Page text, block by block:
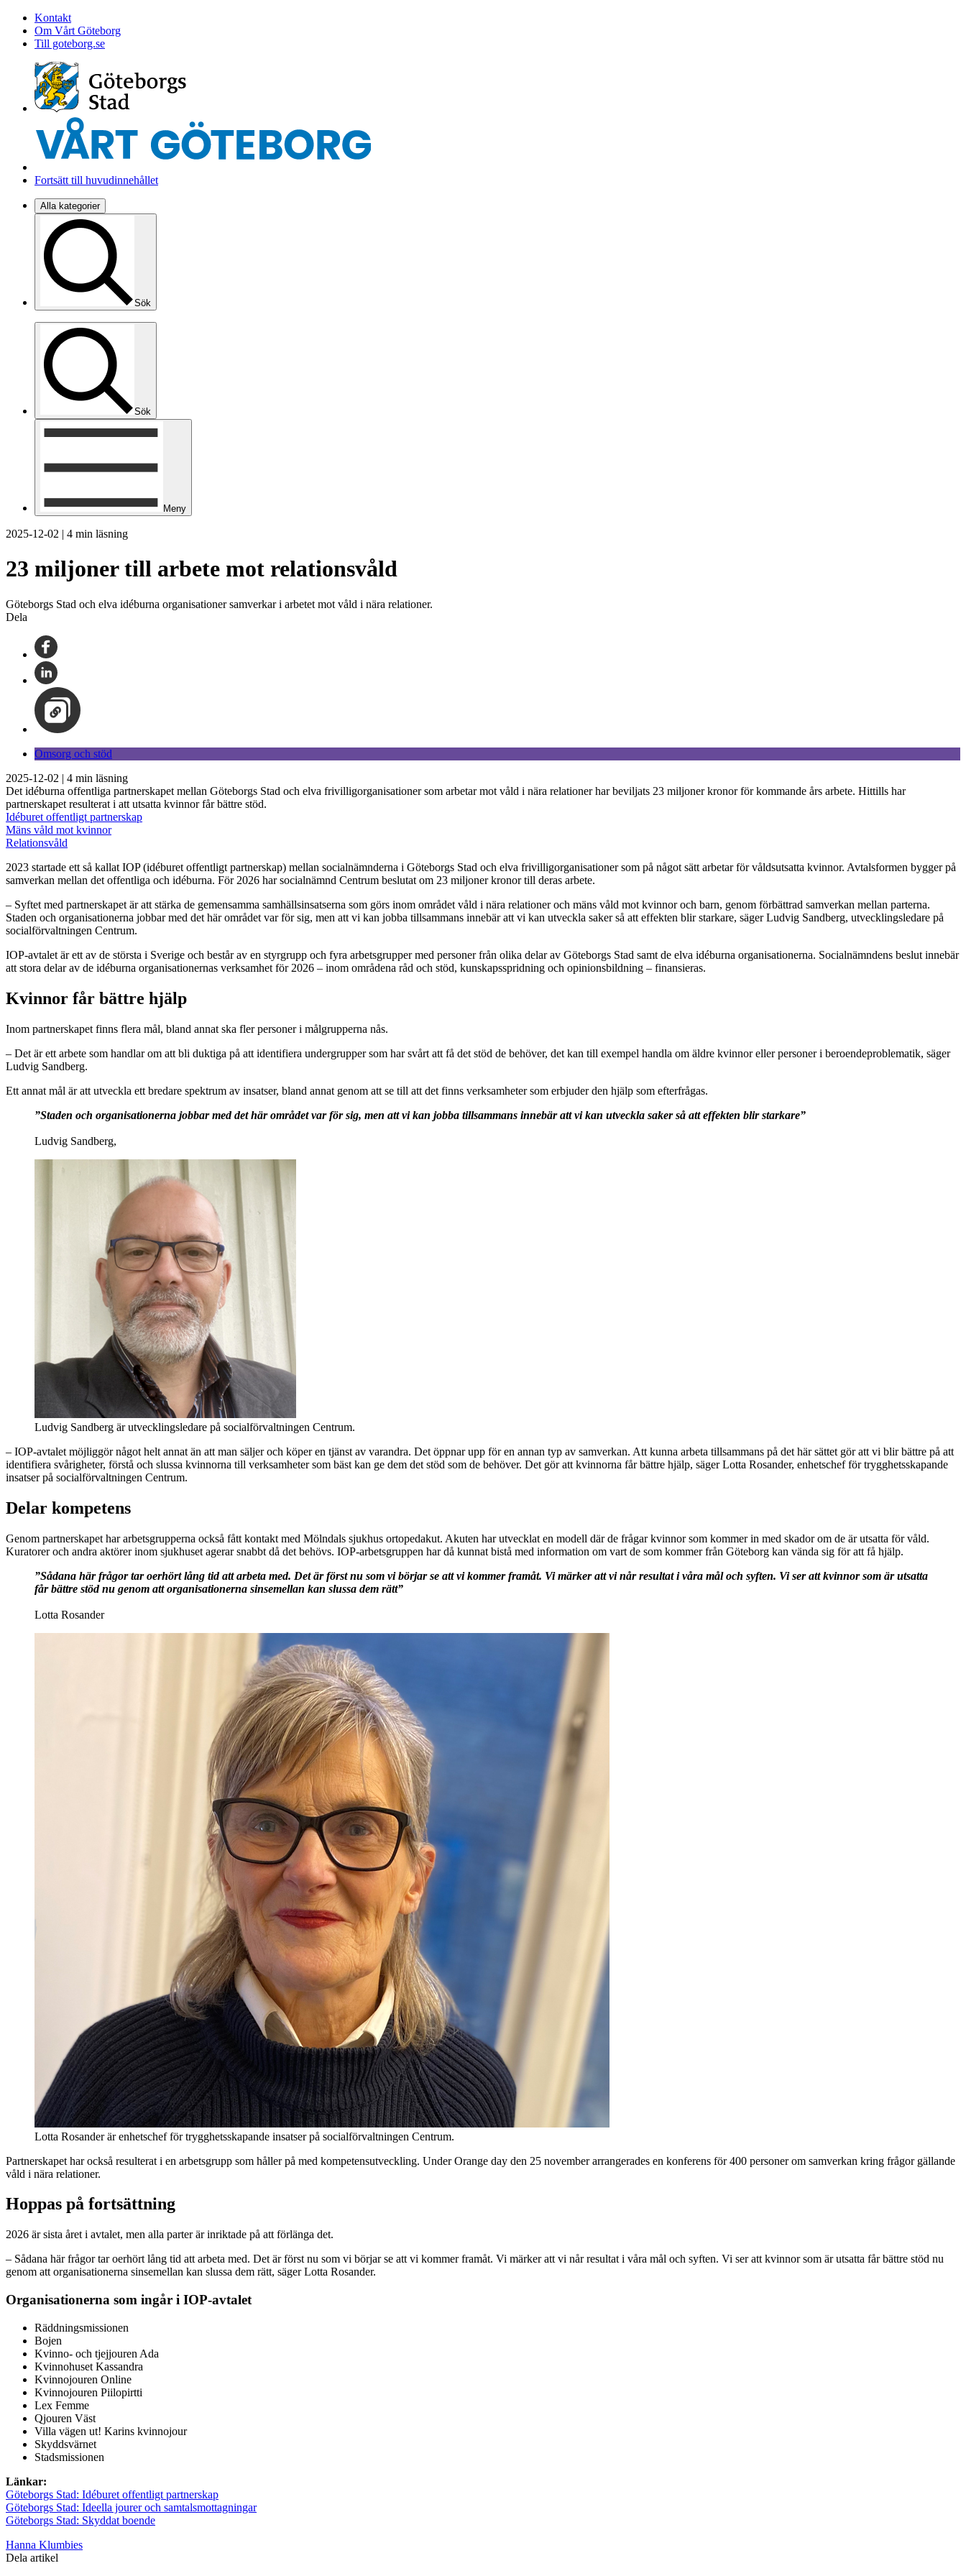
Kontakt
Om Vårt Göteborg
Till goteborg.se
Fortsätt till huvudinnehållet
Alla kategorier
Sök
Sök
Meny
2025-12-02 | 4 min läsning
23 miljoner till arbete mot relationsvåld
Göteborgs Stad och elva idéburna organisationer samverkar i arbetet mot våld i nära relationer.
Dela
Omsorg och stöd
2025-12-02 | 4 min läsning
Det idéburna offentliga partnerskapet mellan Göteborgs Stad och elva frivilligorganisationer som arbetar mot våld i nära relationer har beviljats 23 miljoner kronor för kommande års arbete. Hittills har
partnerskapet resulterat i att utsatta kvinnor får bättre stöd.
Idéburet offentligt partnerskap
Mäns våld mot kvinnor
Relationsvåld
2023 startade ett så kallat IOP (idéburet offentligt partnerskap) mellan socialnämnderna i Göteborgs Stad och elva frivilligorganisationer som på något sätt arbetar för våldsutsatta kvinnor. Avtalsformen bygger på
samverkan mellan det offentliga och idéburna. För 2026 har socialnämnd Centrum beslutat om 23 miljoner kronor till deras arbete.
– Syftet med partnerskapet är att stärka de gemensamma samhällsinsatserna som görs inom området våld i nära relationer och mäns våld mot kvinnor och barn, genom förbättrad samverkan mellan parterna.
Staden och organisationerna jobbar med det här området var för sig, men att vi kan jobba tillsammans innebär att vi kan utveckla saker så att effekten blir starkare, säger Ludvig Sandberg, utvecklingsledare på
socialförvaltningen Centrum.
IOP-avtalet är ett av de största i Sverige och består av en styrgrupp och fyra arbetsgrupper med personer från olika delar av Göteborgs Stad samt de elva idéburna organisationerna. Socialnämndens beslut innebär
att stora delar av de idéburna organisationernas verksamhet för 2026 – inom områdena råd och stöd, kunskapsspridning och opinionsbildning – finansieras.
Kvinnor får bättre hjälp
Inom partnerskapet finns flera mål, bland annat ska fler personer i målgrupperna nås.
– Det är ett arbete som handlar om att bli duktiga på att identifiera undergrupper som har svårt att få det stöd de behöver, det kan till exempel handla om äldre kvinnor eller personer i beroendeproblematik, säger
Ludvig Sandberg.
Ett annat mål är att utveckla ett bredare spektrum av insatser, bland annat genom att se till att det finns verksamheter som erbjuder den hjälp som efterfrågas.
”Staden och organisationerna jobbar med det här området var för sig, men att vi kan jobba tillsammans innebär att vi kan utveckla saker så att effekten blir starkare”
Ludvig Sandberg,
Ludvig Sandberg är utvecklingsledare på socialförvaltningen Centrum.
– IOP-avtalet möjliggör något helt annat än att man säljer och köper en tjänst av varandra. Det öppnar upp för en annan typ av samverkan. Att kunna arbeta tillsammans på det här sättet gör att vi blir bättre på att
identifiera svårigheter, förstå och slussa kvinnorna till verksamheter som bäst kan ge dem det stöd som de behöver. Det gör att kvinnorna får bättre hjälp, säger Lotta Rosander, enhetschef för trygghetsskapande
insatser på socialförvaltningen Centrum.
Delar kompetens
Genom partnerskapet har arbetsgrupperna också fått kontakt med Mölndals sjukhus ortopedakut. Akuten har utvecklat en modell där de frågar kvinnor som kommer in med skador om de är utsatta för våld.
Kuratorer och andra aktörer inom sjukhuset agerar snabbt då det behövs. IOP-arbetsgruppen har då kunnat bistå med information om vart de som kommer från Göteborg kan vända sig för att få hjälp.
”Sådana här frågor tar oerhört lång tid att arbeta med. Det är först nu som vi börjar se att vi kommer framåt. Vi märker att vi når resultat i våra mål och syften. Vi ser att kvinnor som är utsatta
får bättre stöd nu genom att organisationerna sinsemellan kan slussa dem rätt”
Lotta Rosander
Lotta Rosander är enhetschef för trygghetsskapande insatser på socialförvaltningen Centrum.
Partnerskapet har också resulterat i en arbetsgrupp som håller på med kompetensutveckling. Under Orange day den 25 november arrangerades en konferens för 400 personer om samverkan kring frågor gällande
våld i nära relationer.
Hoppas på fortsättning
2026 är sista året i avtalet, men alla parter är inriktade på att förlänga det.
– Sådana här frågor tar oerhört lång tid att arbeta med. Det är först nu som vi börjar se att vi kommer framåt. Vi märker att vi når resultat i våra mål och syften. Vi ser att kvinnor som är utsatta får bättre stöd nu
genom att organisationerna sinsemellan kan slussa dem rätt, säger Lotta Rosander.
Organisationerna som ingår i IOP-avtalet
Räddningsmissionen
Bojen
Kvinno- och tjejjouren Ada
Kvinnohuset Kassandra
Kvinnojouren Online
Kvinnojouren Piilopirtti
Lex Femme
Qjouren Väst
Villa vägen ut! Karins kvinnojour
Skyddsvärnet
Stadsmissionen
Länkar:
Göteborgs Stad: Idéburet offentligt partnerskap
Göteborgs Stad: Ideella jourer och samtalsmottagningar
Göteborgs Stad: Skyddat boende
Hanna Klumbies
Dela artikel